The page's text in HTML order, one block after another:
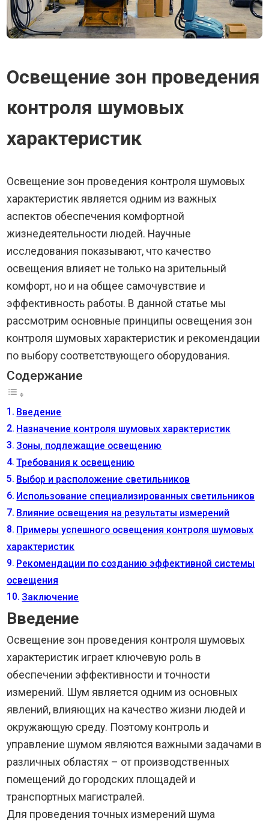
Освещение зон проведения
контроля шумовых
характеристик
Освещение зон проведения контроля шумовых
характеристик является одним из важных
аспектов обеспечения комфортной
жизнедеятельности людей. Научные
исследования показывают, что качество
освещения влияет не только на зрительный
комфорт, но и на общее самочувствие и
эффективность работы. В данной статье мы
рассмотрим основные принципы освещения зон
контроля шумовых характеристик и рекомендации
по выбору соответствующего оборудования.
Содержание
Введение
Назначение контроля шумовых характеристик
Зоны, подлежащие освещению
Требования к освещению
Выбор и расположение светильников
Использование специализированных светильников
Влияние освещения на результаты измерений
Примеры успешного освещения контроля шумовых
характеристик
Рекомендации по созданию эффективной системы
освещения
Заключение
Введение
Освещение зон проведения контроля шумовых
характеристик играет ключевую роль в
обеспечении эффективности и точности
измерений. Шум является одним из основных
явлений, влияющих на качество жизни людей и
окружающую среду. Поэтому контроль и
управление шумом являются важными задачами в
различных областях – от производственных
помещений до городских площадей и
транспортных магистралей.
Для проведения точных измерений шума